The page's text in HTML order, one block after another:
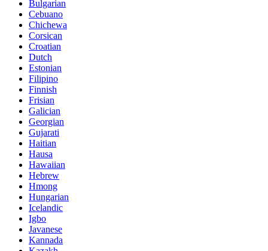
Bulgarian
Cebuano
Chichewa
Corsican
Croatian
Dutch
Estonian
Filipino
Finnish
Frisian
Galician
Georgian
Gujarati
Haitian
Hausa
Hawaiian
Hebrew
Hmong
Hungarian
Icelandic
Igbo
Javanese
Kannada